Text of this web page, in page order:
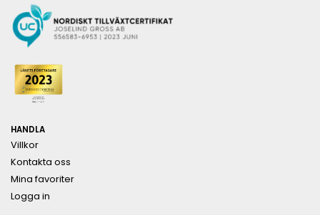
HANDLA
Villkor
Kontakta oss
Mina favoriter
Logga in